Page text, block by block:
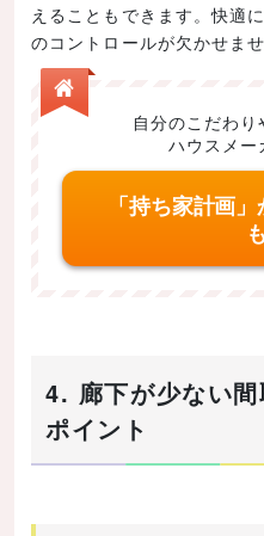
えることもできます。快適
のコントロールが欠かせませ
自分のこだわ
ハウスメー
「持ち家計画
4. 廊下が少ない
ポイント